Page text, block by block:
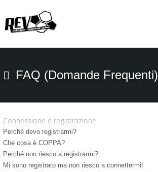
FAQ (Domande Frequenti)
Connessione e registrazione
Perché devo registrarmi?
Che cosa è COPPA?
Perché non riesco a registrarmi?
Mi sono registrato ma non riesco a connettermi!